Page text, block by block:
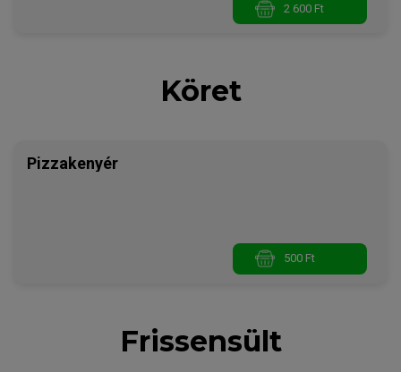
2 600 Ft
Köret
Pizzakenyér
500 Ft
Frissensült